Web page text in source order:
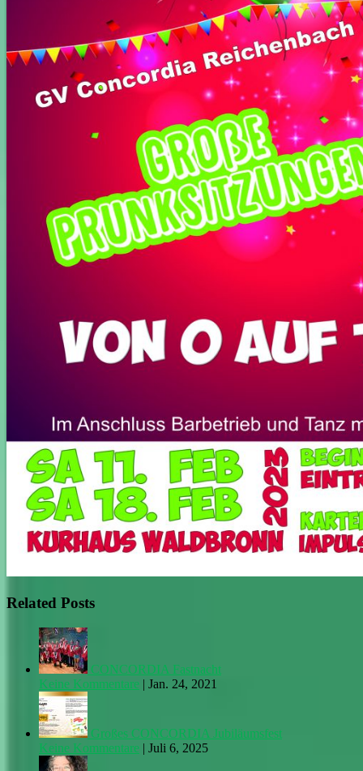
Related Posts
CONCORDIA Fastnacht
Keine Kommentare | Jan. 24, 2021
Großes CONCORDIA Jubiläumsfest
Keine Kommentare | Juli 6, 2025